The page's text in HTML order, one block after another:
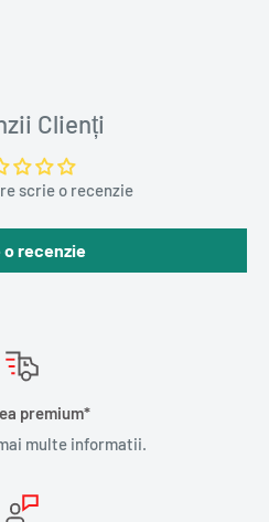
Clienți
scrie o recenzie
o recenzie
premium*
multe informatii.